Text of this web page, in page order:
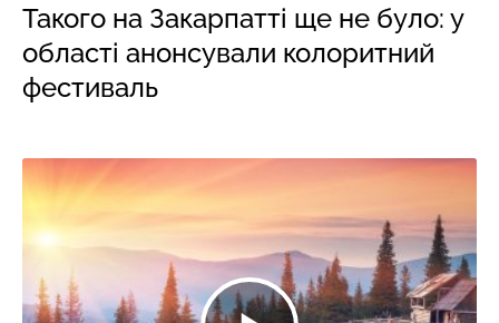
Такого на Закарпатті ще не було: у
області анонсували колоритний
фестиваль